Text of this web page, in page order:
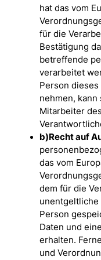
hat das vom
für die
Bestätigung
betreffende
verarbeitet
Person
nehmen,
Mitarbeiter
b)Recht auf
das vom
dem für die
Person
Daten und
erhalten.
und